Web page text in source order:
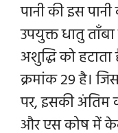
पानी की इस
उपयुक्त धातु
अशुद्धि को
क्रमांक 29 है।
पर, इसकी अंतिम
और एस कोष में